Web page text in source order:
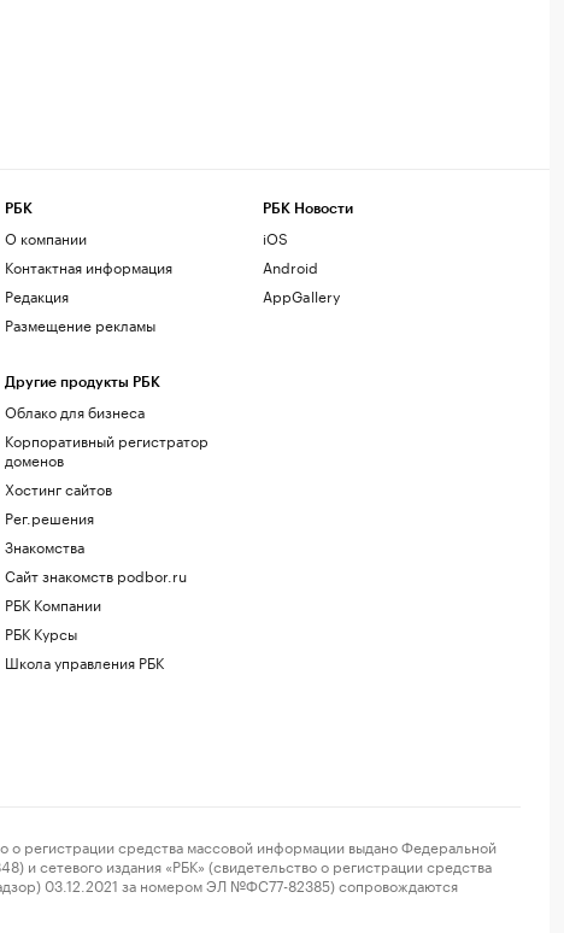
РБК
О компании
Контактная информация
Редакция
Размещение рекламы
Другие продукты РБК
Облако для бизнеса
Корпоративный регистратор
доменов
Хостинг сайтов
Рег.решения
Знакомства
Сайт знакомств podbor.ru
РБК Компании
РБК Курсы
Школа управления РБК
РБК Новости
iOS
Android
AppGallery
средства массовой информации выдано Федеральной
сетевого издания «РБК» (свидетельство о регистрации средства
03.12.2021 за номером ЭЛ №ФС77-82385) сопровождаются